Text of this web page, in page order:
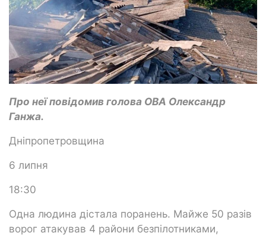
Про неї повідомив голова ОВА Олександр
Ганжа.
Дніпропетровщина
6 липня
18:30
Одна людина дістала поранень. Майже 50 разів
ворог атакував 4 райони безпілотниками,